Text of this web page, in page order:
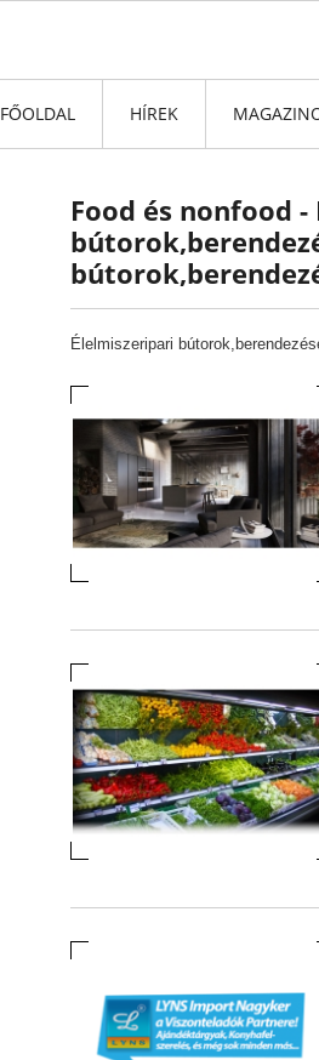
FŐOLDAL HÍREK
Food és nonfood
Élelmiszeripari